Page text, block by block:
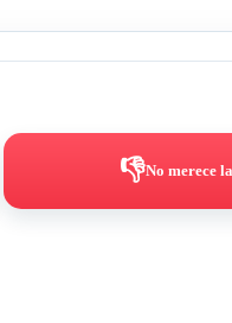
👎No merece